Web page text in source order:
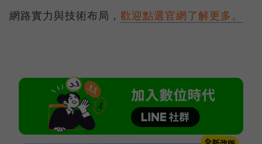
網路實力與技術布局， 歡迎點選官網了解更多。